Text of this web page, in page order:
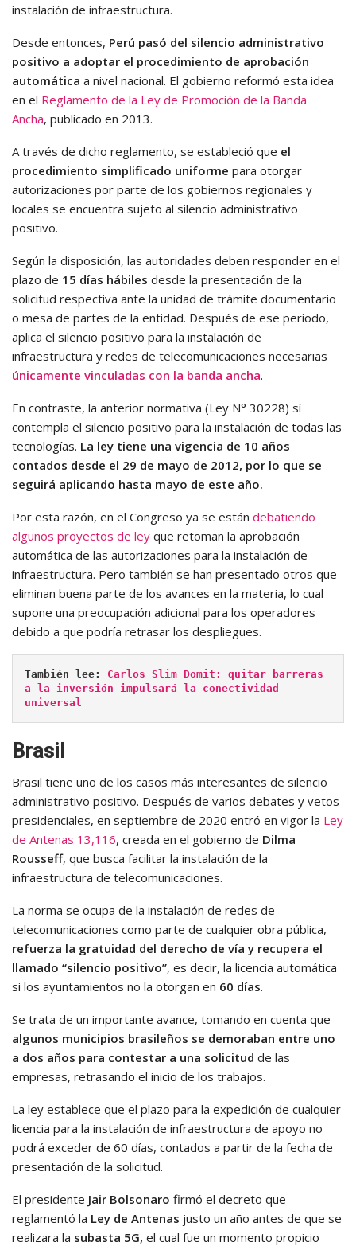
instalación de infraestructura.
Desde entonces, Perú pasó del silencio administrativo
positivo a adoptar el procedimiento de aprobación
automática a nivel nacional. El gobierno reformó esta idea
en el Reglamento de la Ley de Promoción de la Banda
Ancha, publicado en 2013.
A través de dicho reglamento, se estableció que el
procedimiento simplificado uniforme para otorgar
autorizaciones por parte de los gobiernos regionales y
locales se encuentra sujeto al silencio administrativo
positivo.
Según la disposición, las autoridades deben responder en el
plazo de 15 días hábiles desde la presentación de la
solicitud respectiva ante la unidad de trámite documentario
o mesa de partes de la entidad. Después de ese periodo,
aplica el silencio positivo para la instalación de
infraestructura y redes de telecomunicaciones necesarias
únicamente vinculadas con la banda ancha.
En contraste, la anterior normativa (Ley N° 30228) sí
contempla el silencio positivo para la instalación de todas las
tecnologías. La ley tiene una vigencia de 10 años
contados desde el 29 de mayo de 2012, por lo que se
seguirá aplicando hasta mayo de este año.
Por esta razón, en el Congreso ya se están debatiendo
algunos proyectos de ley que retoman la aprobación
automática de las autorizaciones para la instalación de
infraestructura. Pero también se han presentado otros que
eliminan buena parte de los avances en la materia, lo cual
supone una preocupación adicional para los operadores
debido a que podría retrasar los despliegues.
También lee: Carlos Slim Domit: quitar barreras
a la inversión impulsará la conectividad
universal
Brasil
Brasil tiene uno de los casos más interesantes de silencio
administrativo positivo. Después de varios debates y vetos
presidenciales, en septiembre de 2020 entró en vigor la Ley
de Antenas 13,116, creada en el gobierno de Dilma
Rousseff, que busca facilitar la instalación de la
infraestructura de telecomunicaciones.
La norma se ocupa de la instalación de redes de
telecomunicaciones como parte de cualquier obra pública,
refuerza la gratuidad del derecho de vía y recupera el
llamado “silencio positivo”, es decir, la licencia automática
si los ayuntamientos no la otorgan en 60 días.
Se trata de un importante avance, tomando en cuenta que
algunos municipios brasileños se demoraban entre uno
a dos años para contestar a una solicitud de las
empresas, retrasando el inicio de los trabajos.
La ley establece que el plazo para la expedición de cualquier
licencia para la instalación de infraestructura de apoyo no
podrá exceder de 60 días, contados a partir de la fecha de
presentación de la solicitud.
El presidente Jair Bolsonaro firmó el decreto que
reglamentó la Ley de Antenas justo un año antes de que se
realizara la subasta 5G, el cual fue un momento propicio